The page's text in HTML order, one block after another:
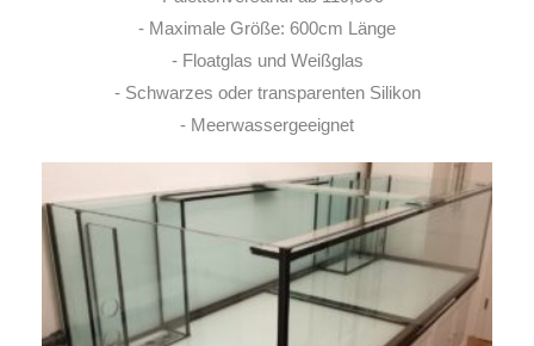
- Maximale Größe: 600cm Länge
- Floatglas und Weißglas
- Schwarzes oder transparenten Silikon
- Meerwassergeeignet